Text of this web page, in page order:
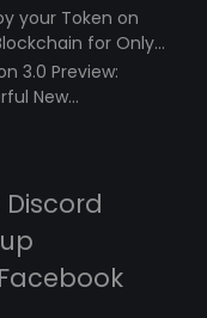
your Token on
for Only
3.0 Preview:
New
Discord
Facebook